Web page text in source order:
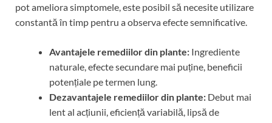
pot ameliora simptomele, este posibil să necesite utilizare
constantă în timp pentru a observa efecte semnificative.
Avantajele remediilor din plante: Ingrediente
naturale, efecte secundare mai puține, beneficii
potențiale pe termen lung.
Dezavantajele remediilor din plante: Debut mai
lent al acțiunii, eficiență variabilă, lipsă de